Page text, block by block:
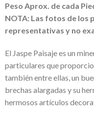
Peso Aprox. de cada
NOTA: Las fotos de los
representativas y no
El Jaspe Paisaje es un
particulares que
también entre ellas, un
brechas alargadas y su
hermosos artículos